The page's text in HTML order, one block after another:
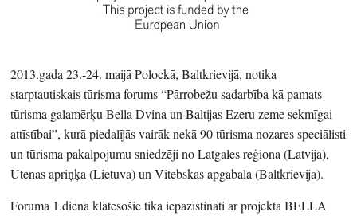
2013.gada 23.-24. maijā Polockā, Baltkrievijā, notika
starptautiskais tūrisma forums “Pārrobežu sadarbība kā pamats
tūrisma galamērķu Bella Dvina un Baltijas Ezeru zeme sekmīgai
attīstībai”, kurā piedalījās vairāk nekā 90 tūrisma nozares speciālisti
un tūrisma pakalpojumu sniedzēji no Latgales reģiona (Latvija),
Utenas apriņķa (Lietuva) un Vitebskas apgabala (Baltkrievija).
Foruma 1.dienā klātesošie tika iepazīstināti ar projekta BELLA